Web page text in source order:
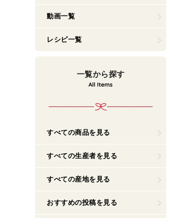
動画一覧
レシピ一覧
一覧から探す
すべての商品を見る
すべての生産者を見る
すべての産地を見る
おすすめの投稿を見る